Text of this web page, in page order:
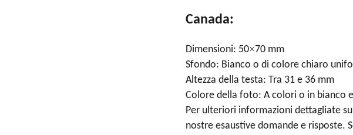
Canada:
Dimensioni: 50×70 mm
Sfondo: Bianco o di colore chiaro
Altezza della testa: Tra 31 e 36 mm
Colore della foto: A colori o in bianco
Per ulteriori informazioni dettagliate
nostre esaustive domande e risposte.